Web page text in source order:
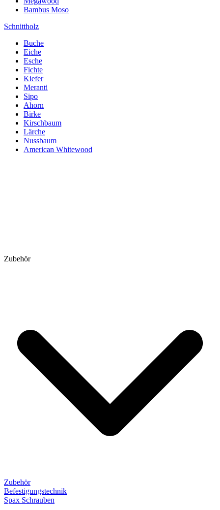
Bambus Moso
Schnittholz
Buche
Eiche
Esche
Fichte
Kiefer
Meranti
Sipo
Ahorn
Birke
Kirschbaum
Lärche
Nussbaum
American Whitewood
Zubehör
Zubehör
Befestigungstechnik
Spax Schrauben